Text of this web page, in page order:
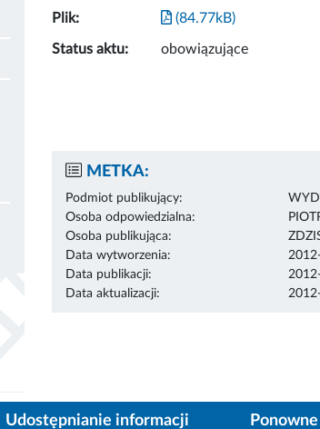
Plik: (84.77kB)
Status aktu: obowiązujące
METKA:
Podmiot publikujący:
Osoba odpowiedzialna:
Osoba publikująca:
Data wytworzenia:
Data publikacji:
Data aktualizacji:
Udostępnianie informacji
Ponowne